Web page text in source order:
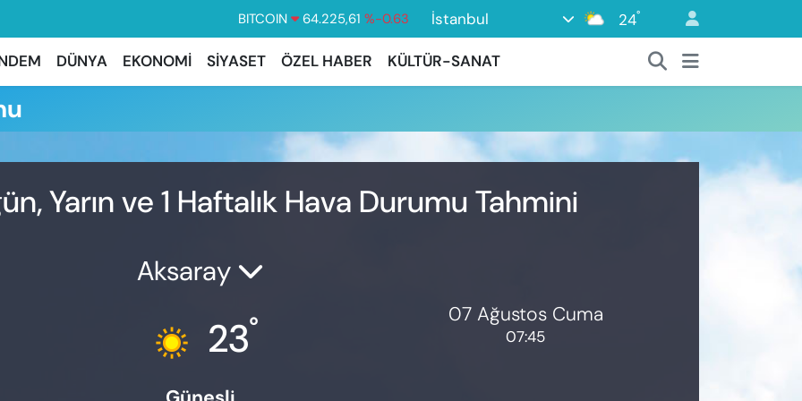
BITCOIN 64.225,61 %-0.63
DOLAR
47,7143
%0.16
EURO
55,0317 %-0.02
6510.40
İstanbul 24°
DÜNYA EKONOMİ SİYASET ÖZEL HABER KÜLTÜR-SANAT
Yarın ve 1 Haftalık Hava Durumu Tahmini
Aksaray
23° 07 Ağustos Cuma
07:45